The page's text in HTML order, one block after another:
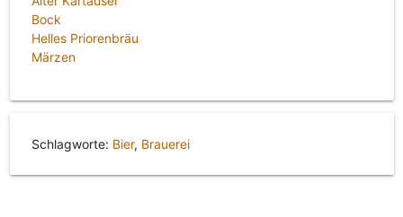
Bock
Helles Priorenbräu
Märzen
Schlagworte: Bier, Brauerei